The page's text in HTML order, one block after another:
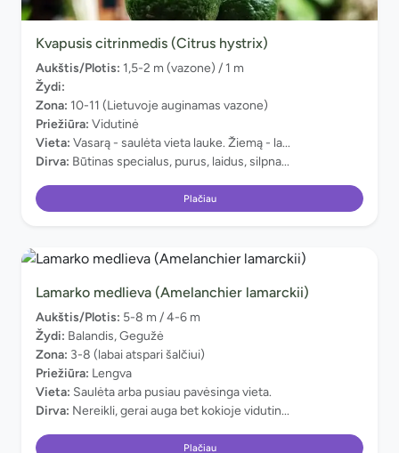
Kvapusis citrinmedis (Citrus hystrix)
Aukštis/Plotis: 1,5-2 m (vazone) / 1 m
Žydi:
Zona: 10-11 (Lietuvoje auginamas vazone)
Priežiūra: Vidutinė
Vieta: Vasarą - saulėta vieta lauke. Žiemą - la...
Dirva: Būtinas specialus, purus, laidus, silpna...
Plačiau
Lamarko medlieva (Amelanchier lamarckii)
Aukštis/Plotis: 5-8 m / 4-6 m
Žydi: Balandis, Gegužė
Zona: 3-8 (labai atspari šalčiui)
Priežiūra: Lengva
Vieta: Saulėta arba pusiau pavėsinga vieta.
Dirva: Nereikli, gerai auga bet kokioje vidutin...
Plačiau